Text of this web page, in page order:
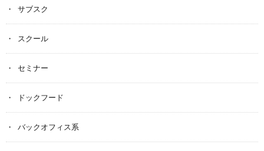
サブスク
スクール
セミナー
ドックフード
バックオフィス系